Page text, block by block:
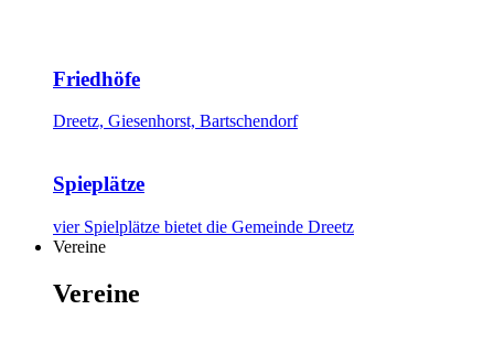
Friedhöfe
Dreetz, Giesenhorst, Bartschendorf
Spieplätze
vier Spielplätze bietet die Gemeinde Dreetz
Vereine
Vereine